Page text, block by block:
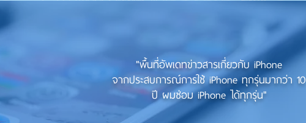
"พื้นที่อัพเดทข่าวสารเกี่ยวกับ iPhone
จากประสบการณ์การใช้ iPhone ทุกรุ่นมากว่า 10
ปี ผมซ่อม iPhone ได้ทุกรุ่น"